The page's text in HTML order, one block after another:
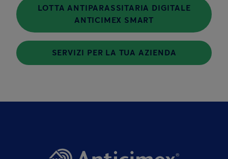
LOTTA ANTIPARASSITARIA DIGITALE
ANTICIMEX SMART
SERVIZI PER LA TUA AZIENDA